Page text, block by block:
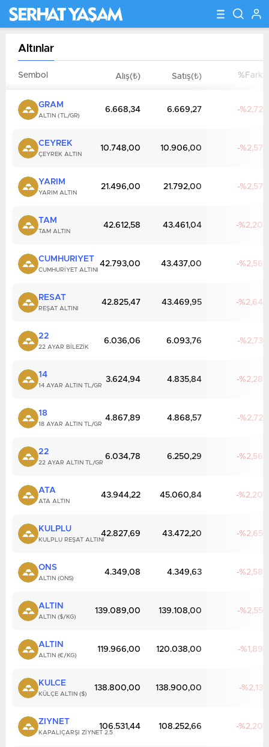
Altınlar
Sembol Alış(₺) Satış(₺) %Fark
GRAM
ALTIN (TL/GR)
6.668,34 6.669,27 2,72
CEYREK
ÇEYREK ALTIN
10.748,00 10.906,00 2,57
YARIM
YARIM ALTIN
21.496,00 21.792,00 2,57
TAM
TAM ALTIN
42.612,58 43.461,04 2,20
CUMHURIYET
CUMHURIYET ALTINI
42.793,00 43.437,00 2,56
RESAT
REŞAT ALTINI
42.825,47 43.469,95 2,64
22
22 AYAR BILEZIK
6.036,06 6.093,76 2,73
14
14 AYAR ALTIN TL/GR
3.624,94 4.835,84 2,28
18
18 AYAR ALTIN TL/GR
4.867,89 4.868,57 2,72
22
22 AYAR ALTIN TL/GR
6.034,78 6.250,29 2,56
ATA
ATA ALTIN
43.944,22 45.060,84 2,20
KULPLU
KULPLU REŞAT ALTINI
42.827,69 43.472,20 2,65
ONS
ALTIN (ONS)
4.349,08 4.349,63 2,58
ALTIN
ALTIN ($/KG)
139.089,00 139.108,00 2,55
ALTIN
ALTIN (€/KG)
119.966,00 120.038,00 1,89
KULCE
KÜLÇE ALTIN ($)
138.800,00 138.900,00 2,13
ZIYNET
KAPALIÇARŞI ZIYNET 2.5
106.531,44 108.252,66 2,20